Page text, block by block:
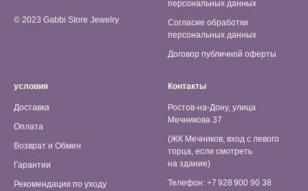
© 2023 Gabbi Store Jewelry
персональных данных
Согласие обработки
персональных данных
Договор публичной оферты
условия
Доставка
Оплата
Возврат и Обмен
Гарантии
Рекомендации по уходу
Контакты
Ростов-на-Дону, улица
Мечникова 37
(ЖК Мечников, вход с левого
торца, если смотреть
на здание)
Телефон: +7 928 900 90 38